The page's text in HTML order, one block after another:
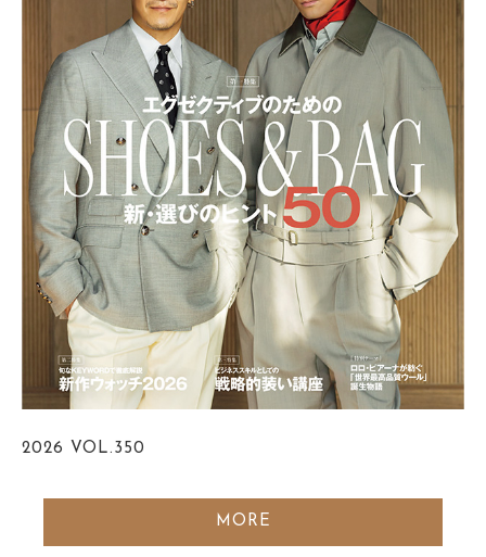
2026 VOL.350
MORE